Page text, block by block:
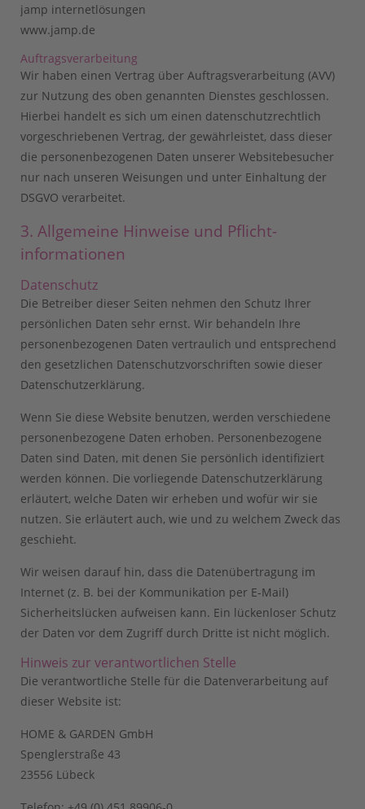
jamp internetlösungen
www.jamp.de
Auftragsverarbeitung
Wir haben einen Vertrag über Auftragsverarbeitung (AVV)
zur Nutzung des oben genannten Dienstes geschlossen.
Hierbei handelt es sich um einen datenschutzrechtlich
vorgeschriebenen Vertrag, der gewährleistet, dass dieser
die personenbezogenen Daten unserer Websitebesucher
nur nach unseren Weisungen und unter Einhaltung der
DSGVO verarbeitet.
3. Allgemeine Hinweise und Pflicht­
informationen
Datenschutz
Die Betreiber dieser Seiten nehmen den Schutz Ihrer
persönlichen Daten sehr ernst. Wir behandeln Ihre
personenbezogenen Daten vertraulich und entsprechend
den gesetzlichen Datenschutzvorschriften sowie dieser
Datenschutzerklärung.
Wenn Sie diese Website benutzen, werden verschiedene
personenbezogene Daten erhoben. Personenbezogene
Daten sind Daten, mit denen Sie persönlich identifiziert
werden können. Die vorliegende Datenschutzerklärung
erläutert, welche Daten wir erheben und wofür wir sie
nutzen. Sie erläutert auch, wie und zu welchem Zweck das
geschieht.
Wir weisen darauf hin, dass die Datenübertragung im
Internet (z. B. bei der Kommunikation per E-Mail)
Sicherheitslücken aufweisen kann. Ein lückenloser Schutz
der Daten vor dem Zugriff durch Dritte ist nicht möglich.
Hinweis zur verantwortlichen Stelle
Die verantwortliche Stelle für die Datenverarbeitung auf
dieser Website ist:
HOME & GARDEN GmbH
Spenglerstraße 43
23556 Lübeck